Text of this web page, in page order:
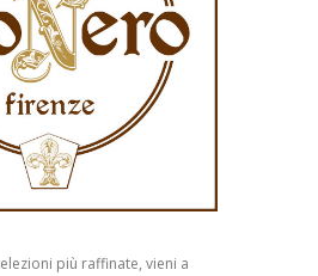
più raffinate, vieni a